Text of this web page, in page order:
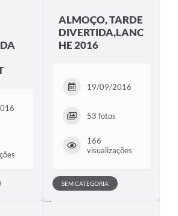
ALMOÇO, TARDE
DIVERTIDA,LANC
HE 2016
19/09/2016
53 fotos
166
visualizações
SEM CATEGORIA